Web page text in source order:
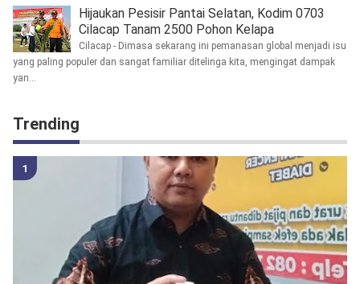
Hijaukan Pesisir Pantai Selatan, Kodim 0703
Cilacap Tanam 2500 Pohon Kelapa
Cilacap - Dimasa sekarang ini pemanasan global menjadi isu
yang paling populer dan sangat familiar ditelinga kita, mengingat dampak
yan...
Trending